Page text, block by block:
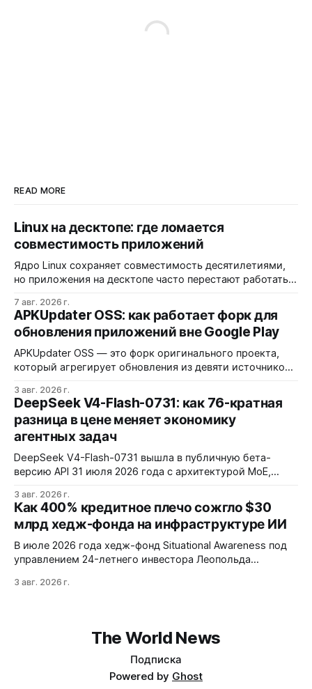
READ MORE
Linux на десктопе: где ломается
совместимость приложений
Ядро Linux сохраняет совместимость десятилетиями,
но приложения на десктопе часто перестают работать
Разработчики обвиняют GNOME и дистрибутивы в
создании искусственных барьеров, а пользователи
платят за это нестабильностью.
7 авг. 2026 г.
APKUpdater OSS: как работает форк для
обновления приложений вне Google Play
APKUpdater OSS — это форк оригинального проекта,
который агрегирует обновления из девяти источников,
установку через Session Installer, Root или Shizuku, но
требует ручной проверки безопасности APK и зависит
от качества метаданных в источниках.
3 авг. 2026 г.
DeepSeek V4-Flash-0731: как 76-кратная
разница в цене меняет экономику
агентных задач
DeepSeek V4-Flash-0731 вышла в публичную бета-
версию API 31 июля 2026 года с архитектурой MoE,
1M токенов. При типичной агентной нагрузке модель
обходится в $0,0096 за запуск против $0,7324 у Claude
Opus 4.8, но уступает в задачах с vision и comp…
3 авг. 2026 г.
Как 400% кредитное плечо сожгло $30
млрд хедж-фонда на инфраструктуре ИИ
В июле 2026 года хедж-фонд Situational Awareness под
управлением 24-летнего инвестора Леопольда
потеряв $30 млрд за месяц. Причина — маржин-коллы
3 авг. 2026 г.
The World News
Подписка
Powered by Ghost